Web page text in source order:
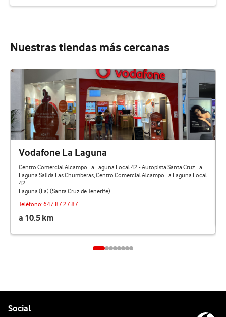
Nuestras tiendas más cercanas
Vodafone La Laguna
Centro Comercial Alcampo La Laguna Local 42 - Autopista Santa Cruz La
Laguna Salida Las Chumberas, Centro Comercial Alcampo La Laguna Local
42
Laguna (La) (Santa Cruz de Tenerife)
Teléfono:647 87 27 87
a 10.5 km
Social